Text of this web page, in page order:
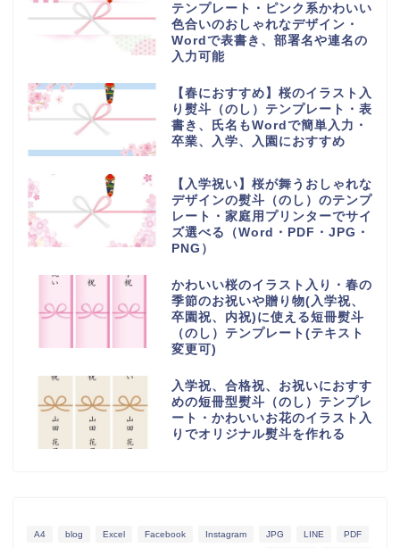
テンプレート・ピンク系かわいい
色合いのおしゃれなデザイン・
Wordで表書き、部署名や連名の
入力可能
【春におすすめ】桜のイラスト入
り熨斗（のし）テンプレート・表
書き、氏名もWordで簡単入力・
卒業、入学、入園におすすめ
【入学祝い】桜が舞うおしゃれな
デザインの熨斗（のし）のテンプ
レート・家庭用プリンターでサイ
ズ選べる（Word・PDF・JPG・
PNG）
かわいい桜のイラスト入り・春の
季節のお祝いや贈り物(入学祝、
卒園祝、内祝)に使える短冊熨斗
（のし）テンプレート(テキスト
変更可)
入学祝、合格祝、お祝いにおすす
めの短冊型熨斗（のし）テンプレ
ート・かわいいお花のイラスト入
りでオリジナル熨斗を作れる
A4 blog Excel Facebook Instagram JPG LINE PDF